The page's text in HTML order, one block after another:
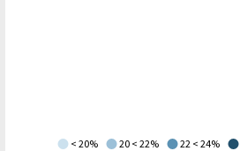
< 20% 20 < 22% 22 < 24%